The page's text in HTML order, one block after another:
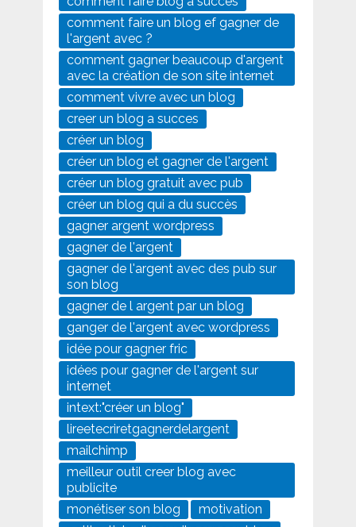
comment faire un blog ef gagner de
l'argent avec ?
comment gagner beaucoup d'argent
avec la création de son site internet
comment vivre avec un blog
creer un blog a succes
créer un blog
créer un blog et gagner de l'argent
créer un blog gratuit avec pub
créer un blog qui a du succès
gagner argent wordpress
gagner de l'argent
gagner de l'argent avec des pub sur
son blog
gagner de l argent par un blog
ganger de l'argent avec wordpress
idée pour gagner fric
idées pour gagner de l'argent sur
internet
intext:"créer un blog"
lireetecriretgagnerdelargent
mailchimp
meilleur outil creer blog avec
publicite
monétiser son blog
motivation